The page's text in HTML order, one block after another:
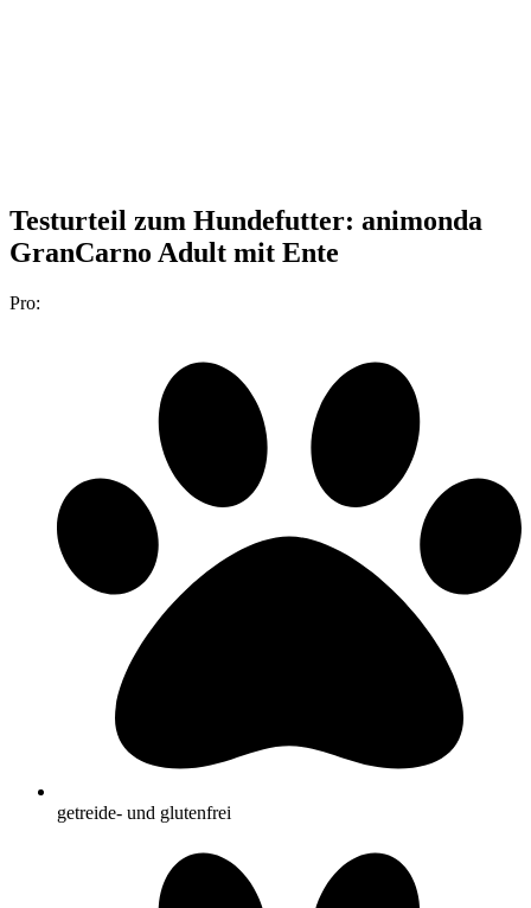
Testurteil zum Hundefutter: animonda
GranCarno Adult mit Ente
Pro:
getreide- und glutenfrei